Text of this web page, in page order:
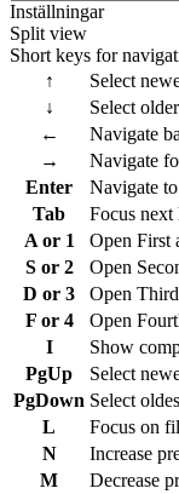
Inställningar
Split view
Short keys for
↑
Select
↓
Select
←
Navigate
→
Navigate
Enter
Navigate
Tab
Focus
A or 1
Open First
S or 2
Open
D or 3
Open
F or 4
Open
I
Show
PgUp
Select
PgDown Select
L
Focus on
N
Increase
M
Decrease